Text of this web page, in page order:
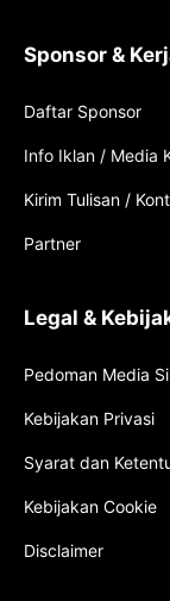
Sponsor &
Daftar Sponsor
Info Iklan / Media
Kirim Tulisan /
Partner
Legal &
Pedoman Media
Kebijakan Privasi
Syarat dan
Kebijakan Cookie
Disclaimer